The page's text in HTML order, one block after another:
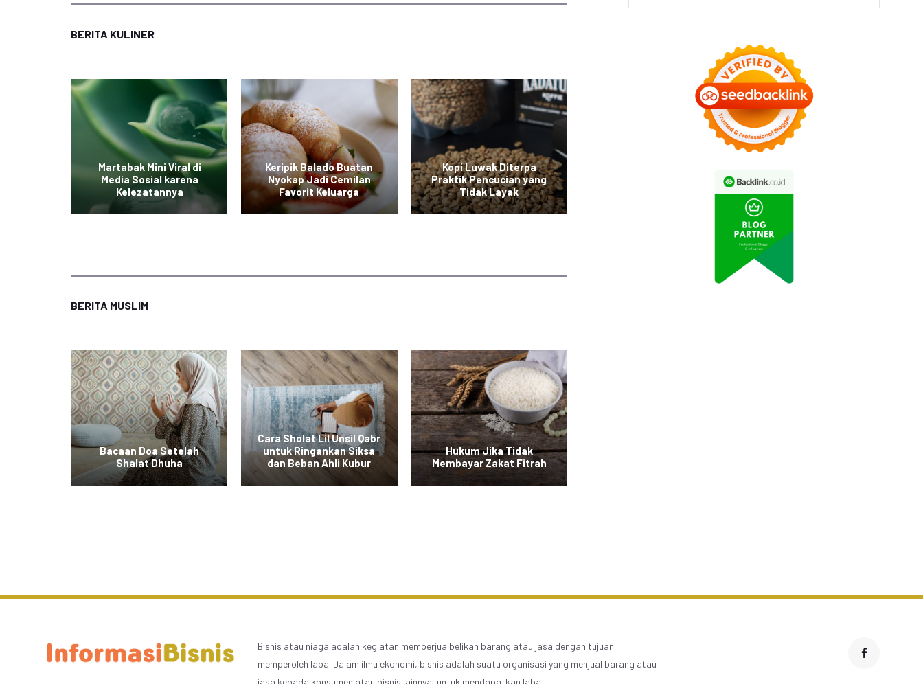
BERITA KULINER
Martabak Mini Viral di
Media Sosial karena
Kelezatannya
Keripik Balado Buatan
Nyokap Jadi Cemilan
Favorit Keluarga
Kopi Luwak Diterpa
Praktik Pencucian yang
Tidak Layak
Nyokap Jadi Cemilan
Favorit Keluarga
BERITA MUSLIM
Bacaan Doa Setelah
Shalat Dhuha
Cara Sholat Lil Unsil Qabr
untuk Ringankan Siksa
dan Beban Ahli Kubur
Hukum Jika Tidak
Membayar Zakat Fitrah
Bisnis atau niaga adalah kegiatan memperjualbelikan barang atau jasa dengan tujuan
memperoleh laba. Dalam ilmu ekonomi, bisnis adalah suatu organisasi yang menjual barang atau
jasa kepada konsumen atau bisnis lainnya, untuk mendapatkan laba.